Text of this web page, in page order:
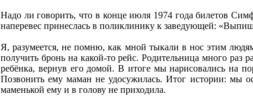
Надо ли говорить, что в конце июля 1974 года билетов
наперевес принеслась в поликлинику к заведующей:
Я, разумеется, не помню, как мной тыкали в нос этим
получить бронь на какой-то рейс. Родительница много раз
ребёнка, вернув его домой. В итоге мы нарисовались на
Позвонить ему маман не удосужилась. Итог истории: мы
маменькой ему и в голову не приходила.